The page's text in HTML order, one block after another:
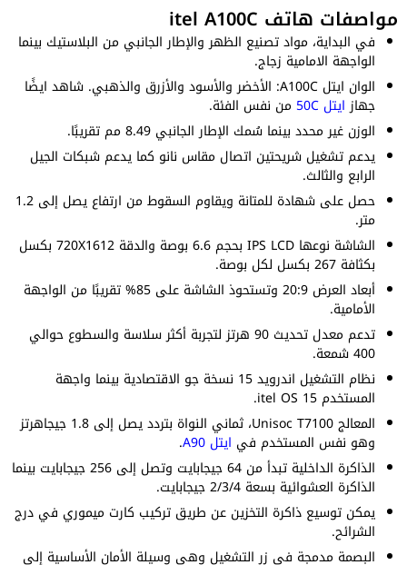
مواصفات هاتف itel A100C
في البداية، مواد تصنيع الظهر والإطار الجانبي من البلاستيك بينما
الواجهة الامامية زجاج.
الوان ايتل A100C: الأخضر والأسود والأزرق والذهبي. شاهد ايضًا
جهازايتل 50C
من نفس الفئة.
الوزن غير محدد بينما سُمك الإطار الجانبي 8.49 مم تقريبًا.
يدعم تشغيل شريحتين اتصال مقاس نانو كما يدعم شبكات الجيل
الرابع والثالث.
حصل على شهادة للمتانة ويقاوم السقوط من ارتفاع يصل إلى 1.2
متر.
الشاشة نوعها IPS LCD بحجم 6.6 بوصة والدقة 720X1612 بكسل
بكثافة 267 بكسل لكل بوصة.
أبعاد العرض 20:9 وتستحوذ الشاشة على 85% تقريبًا من الواجهة
الأمامية.
تدعم معدل تحديث 90 هرتز لتجربة أكثر سلاسة والسطوع حوالي
400 شمعة.
نظام التشغيل اندرويد 15 نسخة جو الاقتصادية بينما واجهة
المستخدم itel OS 15.
المعالج Unisoc T7100، ثماني النواة بتردد يصل إلى 1.8 جيجاهرتز
وهو نفس المستخدم في ايتل A90
.
الذاكرة الداخلية تبدأ من 64 جيجابايت وتصل إلى 256 جيجابايت بينما
الذاكرة العشوائية بسعة 2/3/4 جيجابايت.
يمكن توسيع ذاكرة التخزين عن طريق تركيب كارت ميموري في درج
الشرائح.
البصمة مدمجة في زر التشغيل وهي وسيلة الأمان الأساسية إلى